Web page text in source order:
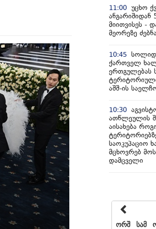
11:00 უცხო
მიითვისეს -
მეორეზე
10:45
ქართველ
ერთგულებას
აშშ-ის
10:30
ათწლეულის
აისახება
საოკუპაციო
მცხოვრებ
დამცველი
ორშ
სამ